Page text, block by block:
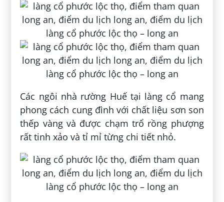
Các ngôi nhà rường Huế tại làng cổ mang
phong cách cung đình với chất liệu sơn son
thếp vàng và được chạm trổ rồng phượng
rất tinh xảo và tỉ mỉ từng chi tiết nhỏ.